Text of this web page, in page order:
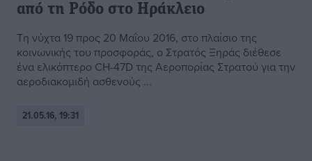
από τη Ρόδο στο Ηράκλειο
Τη νύχτα 19 προς 20 Μαΐου 2016, στο πλαίσιο της
κοινωνικής του προσφοράς, ο Στρατός Ξηράς διέθεσε
ένα ελικόπτερο CH-47D της Αεροπορίας Στρατού για την
αεροδιακομιδή ασθενούς ...
21.05.16, 19:31